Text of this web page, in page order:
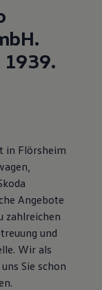
Shop
und Radio
1939.
in Flörsheim
Angebote
zahlreichen
und
Wir als
Sie schon